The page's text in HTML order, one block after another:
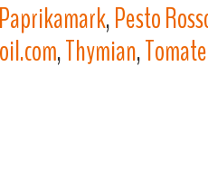
Paprikamark,Pesto
,Thymian,